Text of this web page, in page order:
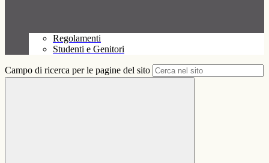
Regolamenti
Studenti e Genitori
Campo di ricerca per le pagine del sito